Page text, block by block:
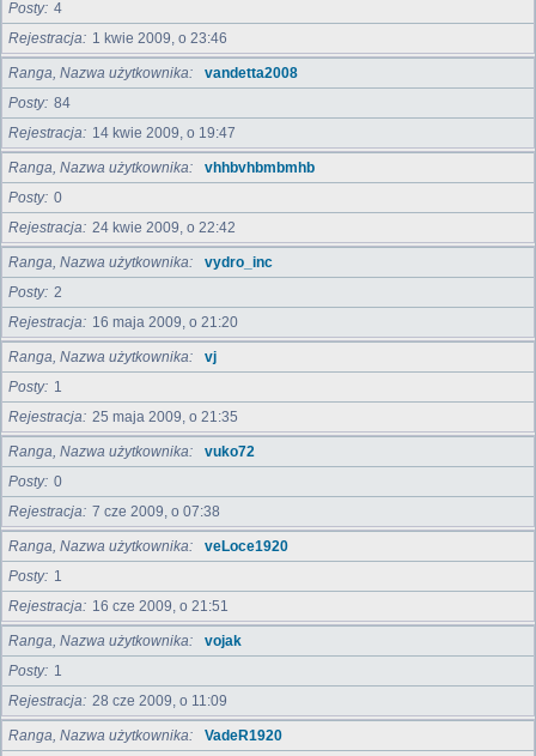
Posty 4
Rejestracja
1 kwie 2009, o 23:46
Ranga, Nazwa użytkownika
vandetta2008
Posty 84
Rejestracja
14 kwie 2009, o 19:47
Ranga, Nazwa użytkownika
vhhbvhbmbmhb
Posty 0
Rejestracja
24 kwie 2009, o 22:42
Ranga, Nazwa użytkownika
vydro_inc
Posty 2
Rejestracja
16 maja 2009, o 21:20
Ranga, Nazwa użytkownika
vj
Posty
1
Rejestracja
25 maja 2009, o 21:35
Ranga, Nazwa użytkownika
vuko72
Posty 0
Rejestracja
7 cze 2009, o 07:38
Ranga, Nazwa użytkownika
veLoce1920
Posty
1
Rejestracja
16 cze 2009, o 21:51
Ranga, Nazwa użytkownika
vojak
Posty
1
Rejestracja
28 cze 2009, o 11:09
Ranga, Nazwa użytkownika VadeR1920